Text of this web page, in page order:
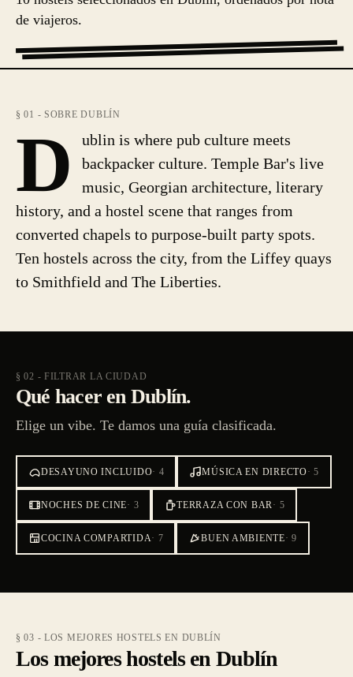
de viajeros.
§ 01 - SOBRE DUBLÍN
D
ublin is where pub culture meets
backpacker culture. Temple Bar's live
music, Georgian architecture, literary
history, and a hostel scene that ranges from
converted chapels to purpose-built party spots.
Ten hostels across the city, from the Liffey quays
to Smithfield and The Liberties.
§ 02 - FILTRAR LA CIUDAD
Qué hacer en Dublín.
Elige un vibe. Te damos una guía clasificada.
DESAYUNO INCLUIDO· 4 MÚSICA EN DIRECTO·5
NOCHES DE CINE· 3 TERRAZA CON BAR· 5
COCINA COMPARTIDA· 7 BUEN AMBIENTE·9
§ 03 - LOS MEJORES HOSTELS EN DUBLÍN
Los mejores hostels en Dublín